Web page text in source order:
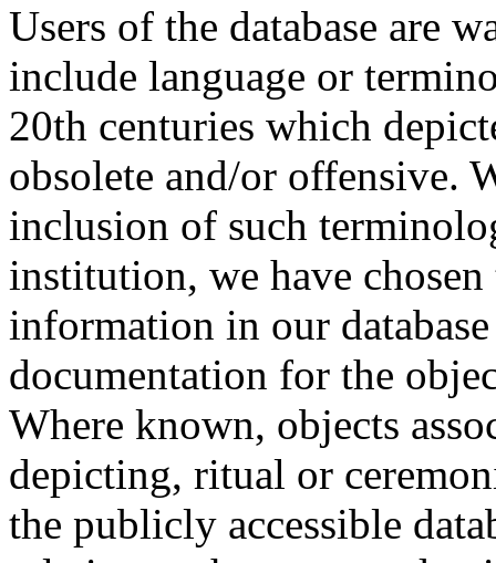
Users of the database are
include language or
20th centuries which
obsolete and/or offensive.
inclusion of such
institution, we have
information in our
documentation for the
Where known, objects
depicting, ritual or
the publicly accessible